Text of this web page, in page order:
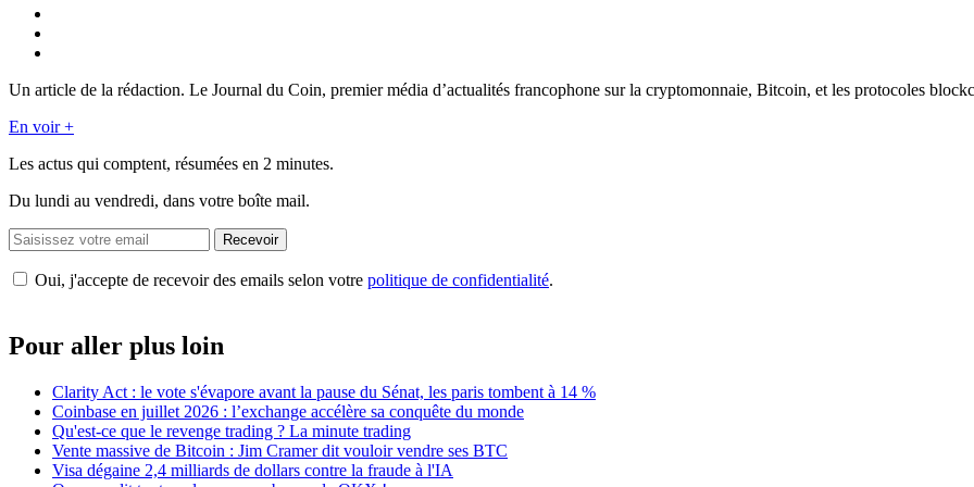
Un article de la rédaction. Le Journal du Coin, premier média d’actualités francophone sur la cryptomonnaie, Bitcoin, et les protocoles
En voir +
Les actus qui comptent, résumées en 2 minutes.
Du lundi au vendredi, dans votre boîte mail.
Recevoir
Oui, j'accepte de recevoir des emails selon votre politique de confidentialité.
Pour aller plus loin
Clarity Act : le vote s'évapore avant la pause du Sénat, les paris tombent à 14 %
Coinbase en juillet 2026 : l’exchange accélère sa conquête du monde
Qu'est-ce que le revenge trading ? La minute trading
Vente massive de Bitcoin : Jim Cramer dit vouloir vendre ses BTC
Visa dégaine 2,4 milliards de dollars contre la fraude à l'IA